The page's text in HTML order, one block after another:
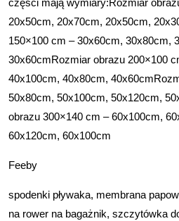
części mają wymiary:Rozmiar
20x50cm, 20x70cm, 20x50cm,
150×100 cm – 30x60cm, 30x80cm,
30x60cmRozmiar obrazu 200×100
40x100cm, 40x80cm,
50x80cm, 50x100cm, 50x120cm,
obrazu 300×140 cm – 60x100cm,
60x120cm, 60x100cm
Feeby
spodenki pływaka, membrana
na rower na bagażnik, szczytówka